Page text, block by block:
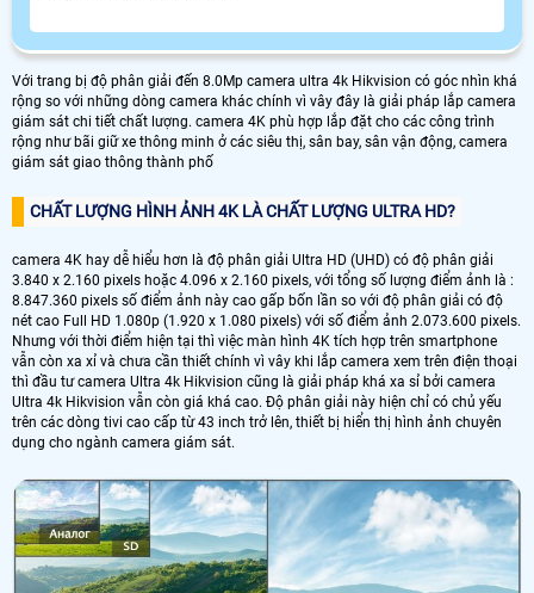
Với trang bị độ phân giải đến 8.0Mp camera ultra 4k Hikvision có góc nhìn khá
rộng so với những dòng camera khác chính vì vây đây là giải pháp lắp camera
giám sát chi tiết chất lượng. camera 4K phù hợp lắp đặt cho các công trình
rộng như bãi giữ xe thông minh ở các siêu thị, sân bay, sân vận động, camera
giám sát giao thông thành phố
CHẤT LƯỢNG HÌNH ẢNH 4K LÀ CHẤT LƯỢNG ULTRA HD?
camera 4K hay dễ hiểu hơn là độ phân giải Ultra HD (UHD) có độ phân giải
3.840 x 2.160 pixels hoặc 4.096 x 2.160 pixels, với tổng số lượng điểm ảnh là :
8.847.360 pixels số điểm ảnh này cao gấp bốn lần so với độ phân giải có độ
nét cao Full HD 1.080p (1.920 x 1.080 pixels) với số điểm ảnh 2.073.600 pixels.
Nhưng với thời điểm hiện tại thì việc màn hình 4K tích hợp trên smartphone
vẫn còn xa xỉ và chưa cần thiết chính vì vây khi lắp camera xem trên điện thoại
thì đầu tư camera Ultra 4k Hikvision cũng là giải pháp khá xa sỉ bởi camera
Ultra 4k Hikvision vẫn còn giá khá cao. Độ phân giải này hiện chỉ có chủ yếu
trên các dòng tivi cao cấp từ 43 inch trở lên, thiết bị hiển thị hình ảnh chuyên
dụng cho ngành camera giám sát.